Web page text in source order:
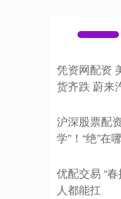
凭资网配资
货齐跌 蔚来
沪深股票配
学”！“绝”在
优配交易 “
人都能扛